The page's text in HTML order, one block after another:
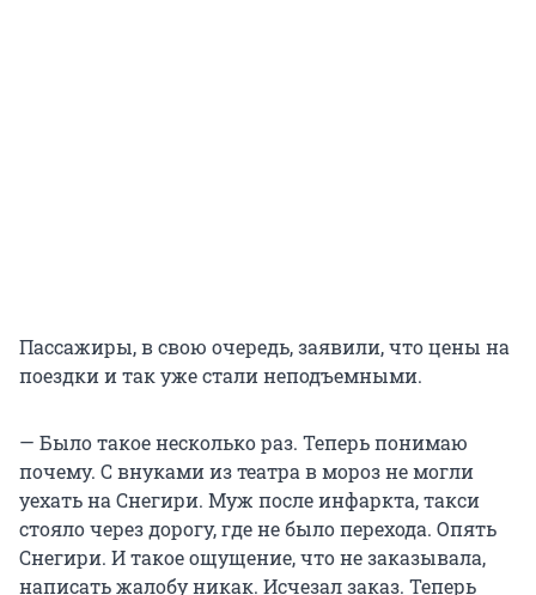
Пассажиры, в свою очередь, заявили, что цены на
поездки и так уже стали неподъемными.
— Было такое несколько раз. Теперь понимаю
почему. С внуками из театра в мороз не могли
уехать на Снегири. Муж после инфаркта, такси
стояло через дорогу, где не было перехода. Опять
Снегири. И такое ощущение, что не заказывала,
написать жалобу никак. Исчезал заказ. Теперь